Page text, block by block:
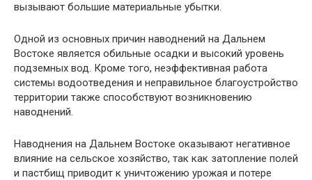
вызывают большие материальные убытки.
Одной из основных причин наводнений на Дальнем
Востоке является обильные осадки и высокий уровень
подземных вод. Кроме того, неэффективная работа
системы водоотведения и неправильное благоустройство
территории также способствуют возникновению
наводнений.
Наводнения на Дальнем Востоке оказывают негативное
влияние на сельское хозяйство, так как затопление полей
и пастбищ приводит к уничтожению урожая и потере